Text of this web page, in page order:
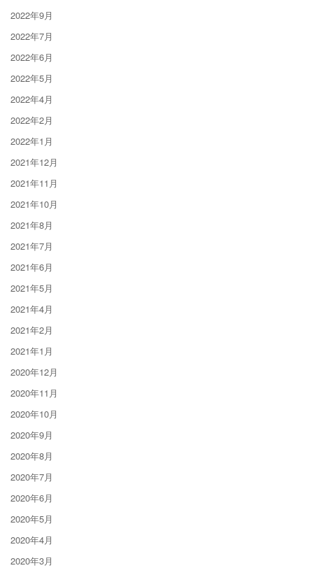
2022年9月
2022年7月
2022年6月
2022年5月
2022年4月
2022年2月
2022年1月
2021年12月
2021年11月
2021年10月
2021年8月
2021年7月
2021年6月
2021年5月
2021年4月
2021年2月
2021年1月
2020年12月
2020年11月
2020年10月
2020年9月
2020年8月
2020年7月
2020年6月
2020年5月
2020年4月
2020年3月